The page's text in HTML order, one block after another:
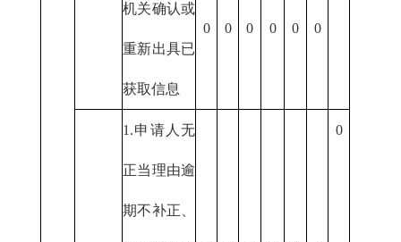
机关确认或
重新出具已
获取信息
0 0 0 0 0 0
1.申请人无
正当理由逾
期不补正、
0